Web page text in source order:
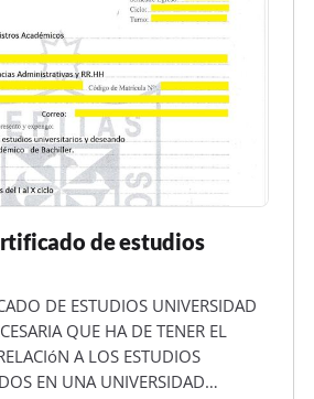
de estudios
DE ESTUDIOS UNIVERSIDAD
QUE HA DE TENER EL
A LOS ESTUDIOS
EN UNA UNIVERSIDAD